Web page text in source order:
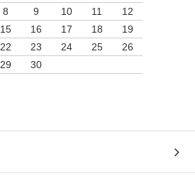
8 9 10 11
12
15 16 17 18
19
22 23 24 25
26
29 30